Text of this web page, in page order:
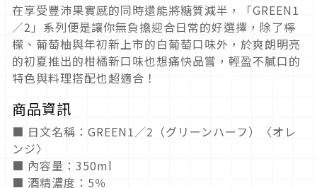
在享受豐沛果實感的同時還能將糖質減半，「GREEN1
／2」系列便是讓你無負擔迎合日常的好選擇，除了檸
檬、葡萄柚與年初新上市的白葡萄口味外，於爽朗明亮
的初夏推出的柑橘新口味也想痛快品嘗，輕盈不膩口的
特色與料理搭配也超適合！
商品資訊
■ 日文名稱：GREEN1／2（グリーンハーフ）〈オレ
ンジ〉
■ 內容量：350ml
■ 酒精濃度：5％